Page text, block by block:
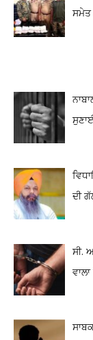
ਸਮੇਤ
ਦੀ
ਸੀ.